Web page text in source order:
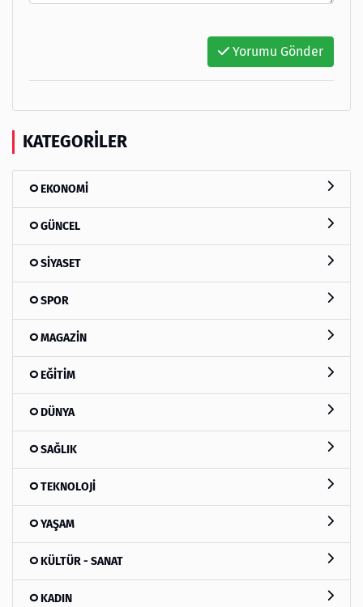
Yorumu Gönder
KATEGORILER
EKONOMİ
GÜNCEL
SİYASET
SPOR
MAGAZİN
EĞİTİM
DÜNYA
SAĞLIK
TEKNOLOJİ
YAŞAM
KÜLTÜR - SANAT
KADIN